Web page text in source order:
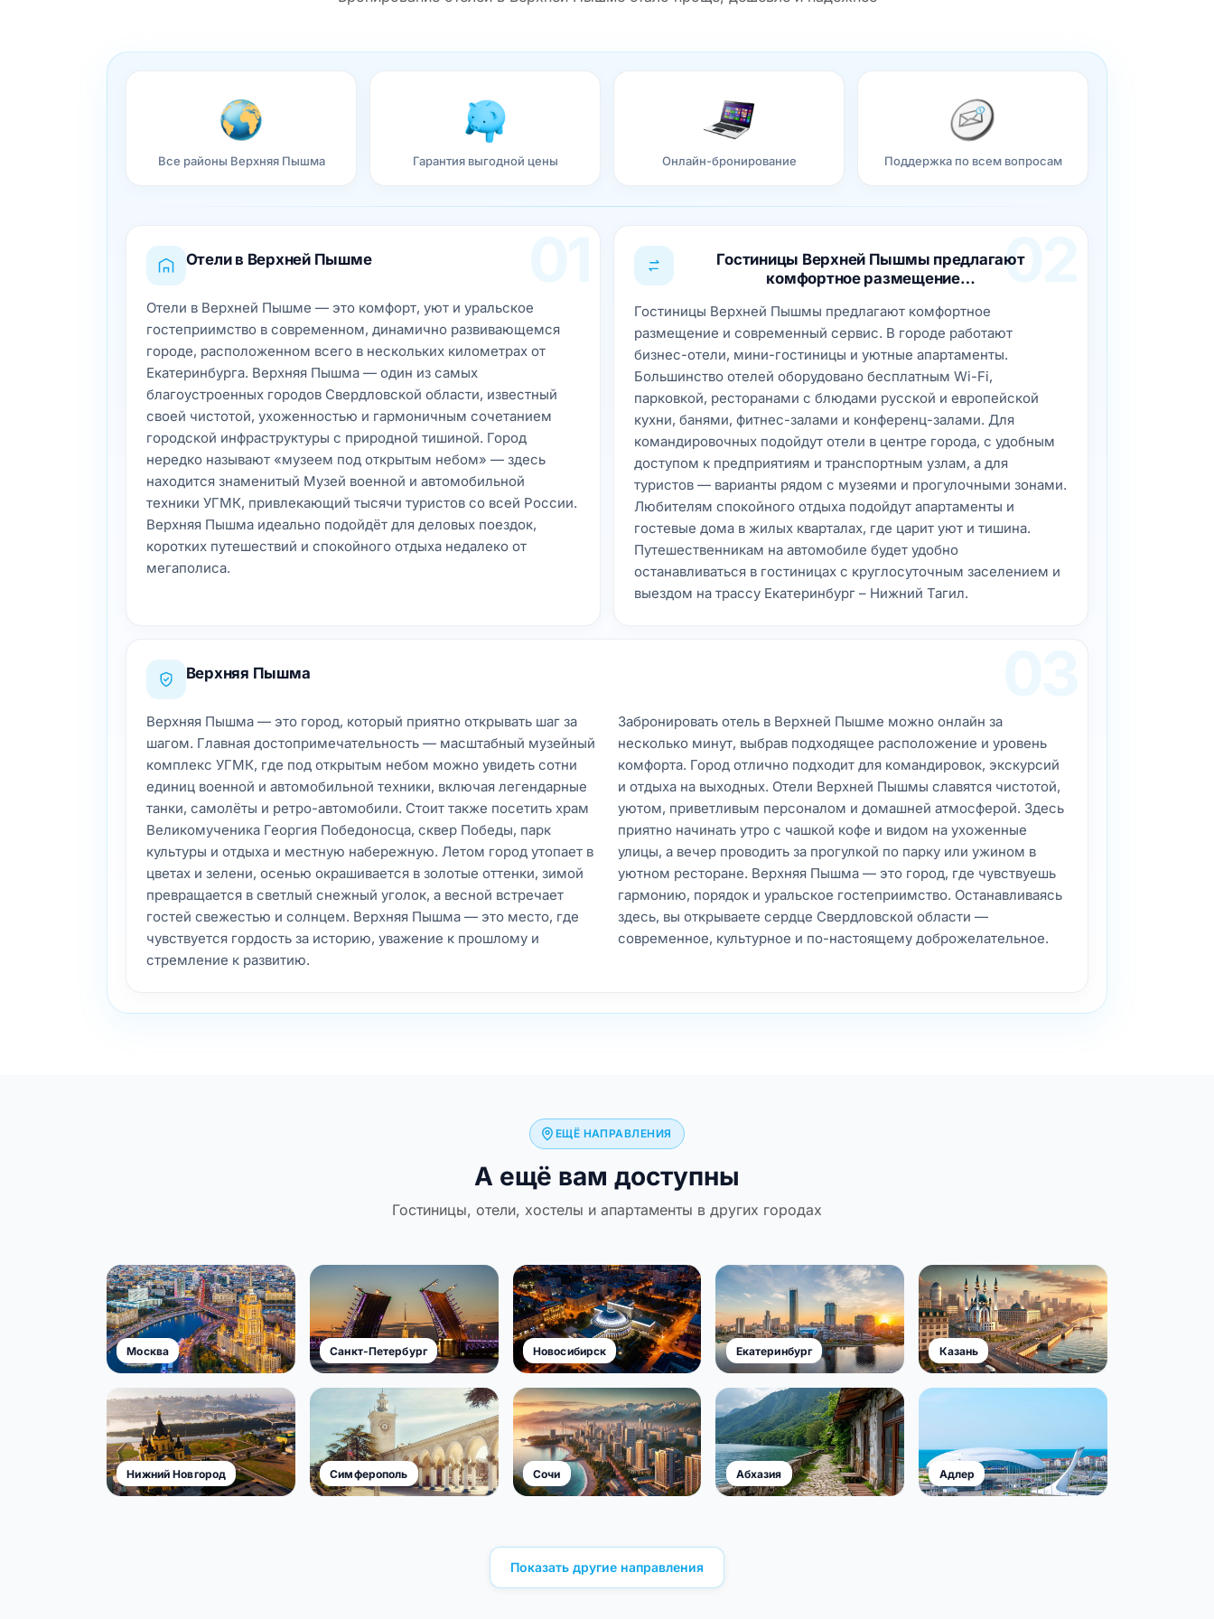
Все районы Верхняя Пышма Гарантия выгодной цены Онлайн-бронирование Поддержка по всем вопросам
Отели в Верхней Пышме
Отели в Верхней Пышме — это комфорт, уют и уральское
гостеприимство в современном, динамично развивающемся
городе, расположенном всего в нескольких километрах от
Екатеринбурга. Верхняя Пышма — один из самых
благоустроенных городов Свердловской области, известный
своей чистотой, ухоженностью и гармоничным сочетанием
городской инфраструктуры с природной тишиной. Город
нередко называют «музеем под открытым небом» — здесь
находится знаменитый Музей военной и автомобильной
техники УГМК, привлекающий тысячи туристов со всей России.
Верхняя Пышма идеально подойдёт для деловых поездок,
коротких путешествий и спокойного отдыха недалеко от
мегаполиса.
02
Гостиницы Верхней Пышмы предлагают
комфортное размещение…
Гостиницы Верхней Пышмы предлагают комфортное
размещение и современный сервис. В городе работают
бизнес-отели, мини-гостиницы и уютные апартаменты.
Большинство отелей оборудовано бесплатным Wi-Fi,
парковкой, ресторанами с блюдами русской и европейской
кухни, банями, фитнес-залами и конференц-залами. Для
командировочных подойдут отели в центре города, с удобным
доступом к предприятиям и транспортным узлам, а для
туристов — варианты рядом с музеями и прогулочными зонами.
Любителям спокойного отдыха подойдут апартаменты и
гостевые дома в жилых кварталах, где царит уют и тишина.
Путешественникам на автомобиле будет удобно
останавливаться в гостиницах с круглосуточным заселением и
выездом на трассу Екатеринбург – Нижний Тагил.
Верхняя Пышма
Верхняя Пышма — это город, который приятно открывать шаг за
шагом. Главная достопримечательность — масштабный музейный
комплекс УГМК, где под открытым небом можно увидеть сотни
единиц военной и автомобильной техники, включая легендарные
танки, самолёты и ретро-автомобили. Стоит также посетить храм
Великомученика Георгия Победоносца, сквер Победы, парк
культуры и отдыха и местную набережную. Летом город утопает в
цветах и зелени, осенью окрашивается в золотые оттенки, зимой
превращается в светлый снежный уголок, а весной встречает
гостей свежестью и солнцем. Верхняя Пышма — это место, где
чувствуется гордость за историю, уважение к прошлому и
стремление к развитию.
Забронировать отель в Верхней Пышме можно онлайн за
несколько минут, выбрав подходящее расположение и уровень
комфорта. Город отлично подходит для командировок, экскурсий
и отдыха на выходных. Отели Верхней Пышмы славятся чистотой,
уютом, приветливым персоналом и домашней атмосферой. Здесь
приятно начинать утро с чашкой кофе и видом на ухоженные
улицы, а вечер проводить за прогулкой по парку или ужином в
уютном ресторане. Верхняя Пышма — это город, где чувствуешь
гармонию, порядок и уральское гостеприимство. Останавливаясь
здесь, вы открываете сердце Свердловской области —
современное, культурное и по-настоящему доброжелательное.
ЕЩЁ НАПРАВЛЕНИЯ
А ещё вам доступны
Гостиницы, отели, хостелы и апартаменты в других городах
Москва Санкт-Петербург Новосибирск Екатеринбург Казань
Нижний Новгород Симферополь Сочи Абхазия Адлер
Показать другие направления